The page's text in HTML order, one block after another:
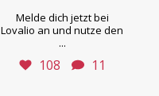
Melde dich jetzt bei
Lovalio an und nutze den
...
108 11